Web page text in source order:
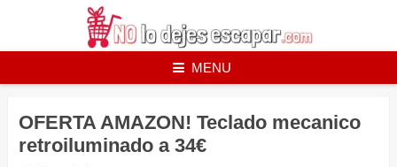
MENU
OFERTA AMAZON! Teclado mecanico
retroiluminado a 34€